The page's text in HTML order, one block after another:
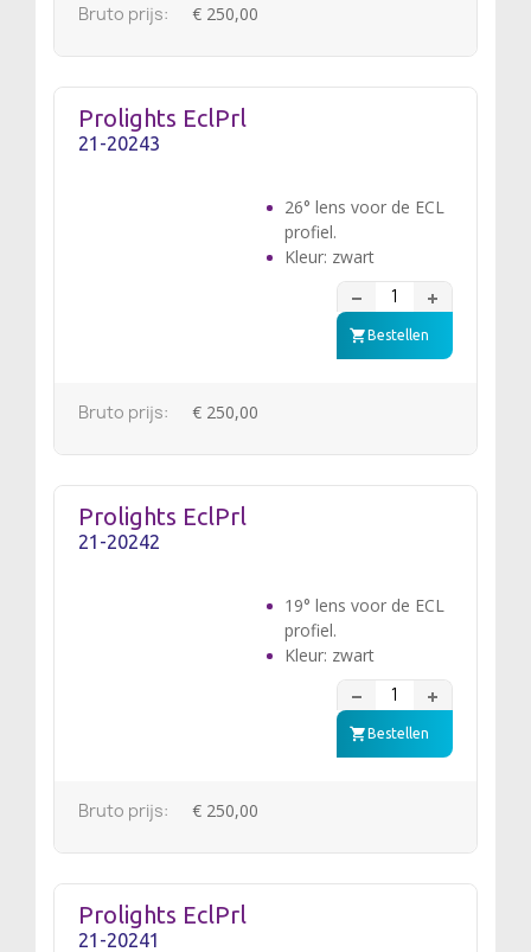
Bruto prijs: € 250,00
Prolights EclPrl
21-20243
26° lens voor de ECL
profiel.
Kleur: zwart
Bestellen
Bruto prijs: € 250,00
Prolights EclPrl
21-20242
19° lens voor de ECL
profiel.
Kleur: zwart
Bestellen
Bruto prijs: € 250,00
Prolights EclPrl
21-20241